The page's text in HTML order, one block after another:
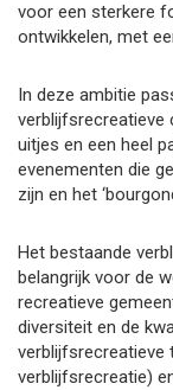
voor een sterkere
ontwikkelen, met
In deze ambitie
verblijfsrecreatieve
uitjes en een heel
evenementen die
zijn en het
Het bestaande
belangrijk voor de
recreatieve
diversiteit en de
verblijfsrecreatieve
verblijfsrecreatie)